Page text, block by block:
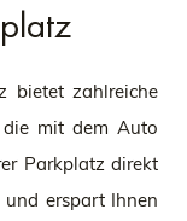
bietet zahlreiche
die mit dem Auto
Parkplatz direkt
erspart Ihnen